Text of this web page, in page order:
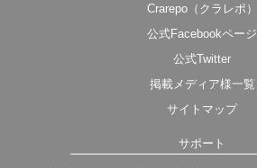
Crarepo（クラレポ）
公式Facebookページ
公式Twitter
掲載メディア様一覧
サイトマップ
サポート